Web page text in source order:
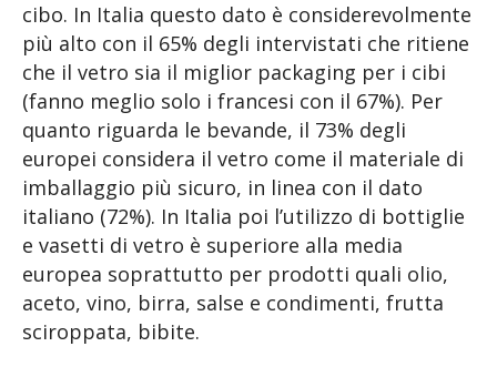
cibo. In Italia questo dato è considerevolmente
più alto con il 65% degli intervistati che ritiene
che il vetro sia il miglior packaging per i cibi
(fanno meglio solo i francesi con il 67%). Per
quanto riguarda le bevande, il 73% degli
europei considera il vetro come il materiale di
imballaggio più sicuro, in linea con il dato
italiano (72%). In Italia poi l’utilizzo di bottiglie
e vasetti di vetro è superiore alla media
europea soprattutto per prodotti quali olio,
aceto, vino, birra, salse e condimenti, frutta
sciroppata, bibite.